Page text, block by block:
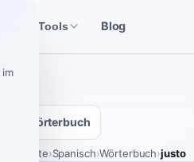
Tools Blog
Wörterbuch
Startseite›Spanisch›Wörterbuch›justo